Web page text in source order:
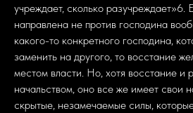
учреждает, сколько разучреждает»6.
направлена не против господина
какого-то конкретного господина,
заменить на другого, то восстание
местом власти. Но, хотя восстание и
начальством, оно все же имеет свои
скрытые, незамечаемые силы,